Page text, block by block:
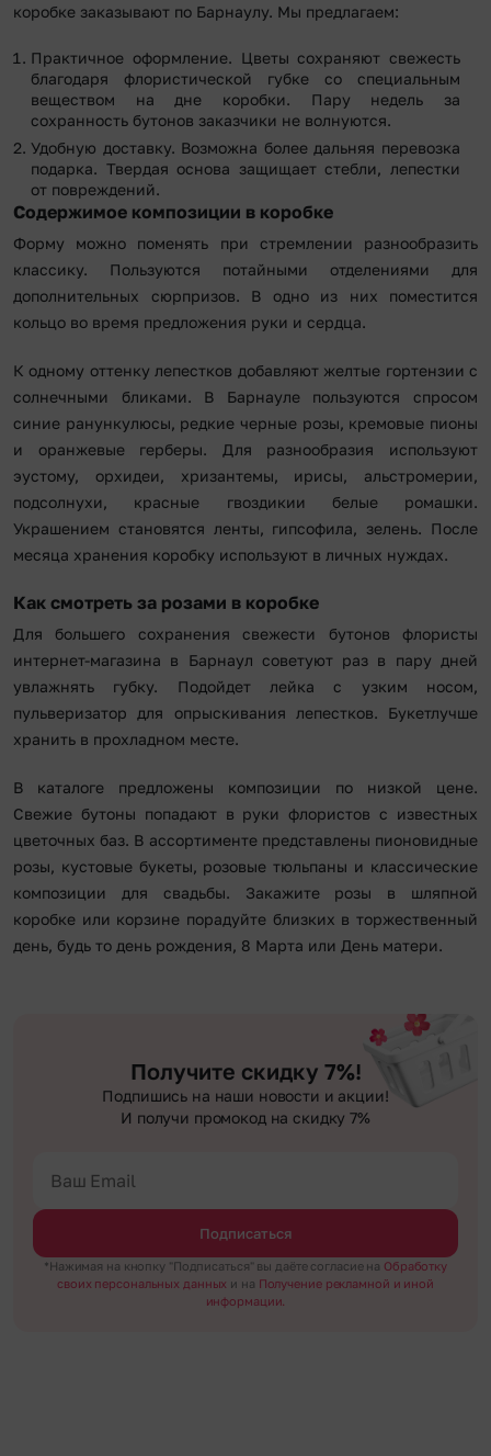
коробке заказывают по Барнаулу. Мы предлагаем:
Практичное оформление. Цветы сохраняют свежесть
благодаря флористической губке со специальным
веществом на дне коробки. Пару недель за
сохранность бутонов заказчики не волнуются.
Удобную доставку. Возможна более дальняя перевозка
подарка. Твердая основа защищает стебли, лепестки
от повреждений.
Содержимое композиции в коробке
Форму можно поменять при стремлении разнообразить
классику. Пользуются потайными отделениями для
дополнительных сюрпризов. В одно из них поместится
кольцо во время предложения руки и сердца.
К одному оттенку лепестков добавляют желтые гортензии с
солнечными бликами. В Барнауле пользуются спросом
синие ранункулюсы, редкие черные розы, кремовые пионы
и оранжевые герберы. Для разнообразия используют
эустому, орхидеи, хризантемы, ирисы, альстромерии,
подсолнухи, красные гвоздикии белые ромашки.
Украшением становятся ленты, гипсофила, зелень. После
месяца хранения коробку используют в личных нуждах.
Как смотреть за розами в коробке
Для большего сохранения свежести бутонов флористы
интернет-магазина в Барнаул советуют раз в пару дней
увлажнять губку. Подойдет лейка с узким носом,
пульверизатор для опрыскивания лепестков. Букетлучше
хранить в прохладном месте.
В каталоге предложены композиции по низкой цене.
Свежие бутоны попадают в руки флористов с известных
цветочных баз. В ассортименте представлены пионовидные
розы, кустовые букеты, розовые тюльпаны и классические
композиции для свадьбы. Закажите розы в шляпной
коробке или корзине порадуйте близких в торжественный
день, будь то день рождения, 8 Марта или День матери.
Получите скидку 7%!
Подпишись на наши новости и акции!
И получи промокод на скидку 7%
Подписаться
*Нажимая на кнопку "Подписаться" вы даёте согласие на Обработку
своих персональных данных и на Получение рекламной и иной
информации.